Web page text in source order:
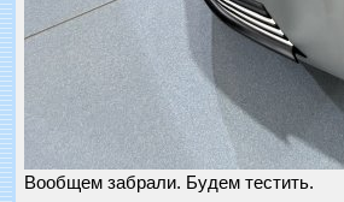
Вообщем забрали. Будем тестить.